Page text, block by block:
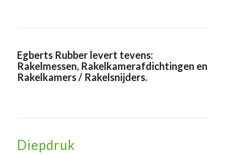
Egberts Rubber levert tevens:
Rakelmessen, Rakelkamerafdichtingen en
Rakelkamers / Rakelsnijders.
Diepdruk